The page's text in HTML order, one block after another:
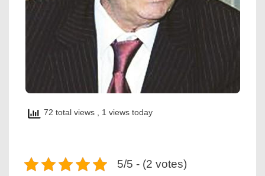
72 total views , 1 views today
5/5 - (2 votes)